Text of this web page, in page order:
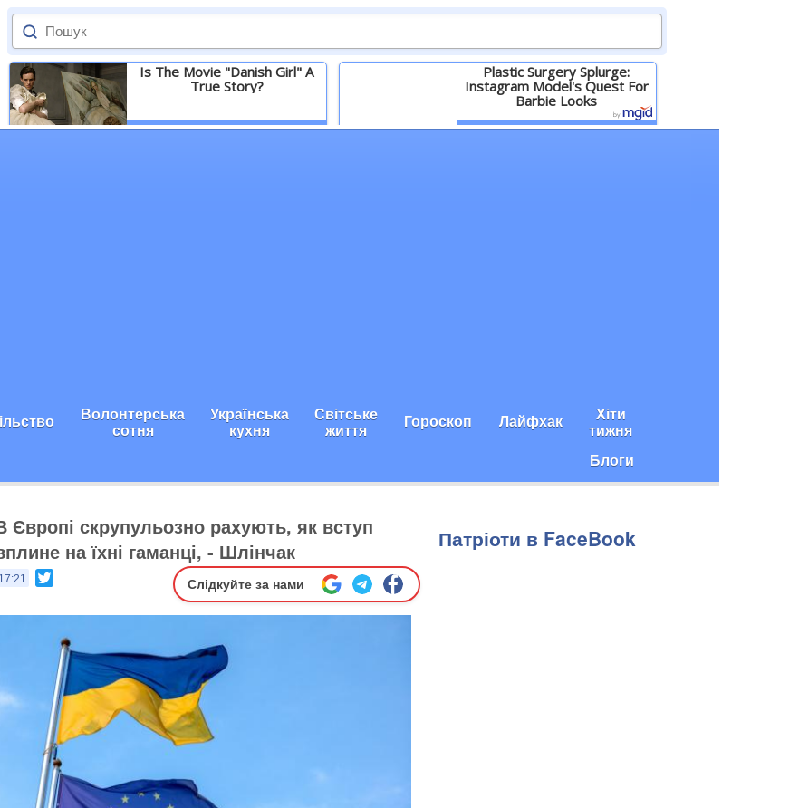
Is The Movie "Danish Girl" A
True Story?
Детальніше
Plastic Surgery Splurge:
Instagram Model's Quest For
Barbie Looks
Детальніше
Волонтерська
сотня
Українська
кухня
Світське
життя Гороскоп Лайфхак Хіти
тижня
Блоги
Європі скрупульозно рахують, як вступ
на їхні гаманці, - Шлінчак
Слідкуйте за нами
Патріоти в FaceBook